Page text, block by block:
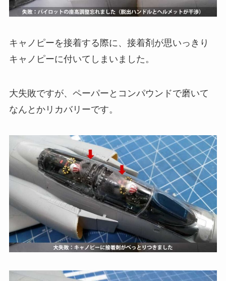
キャノピーを接着する際に、接着剤が思いっきり
キャノピーに付いてしまいました。
大失敗ですが、ペーパーとコンパウンドで磨いて
なんとかリカバリーです。